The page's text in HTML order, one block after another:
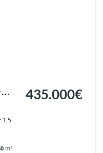
1,5
m²
435.000€